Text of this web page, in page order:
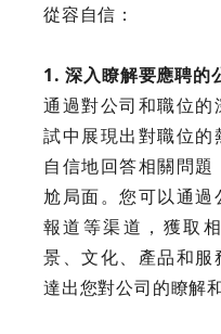
從容自信：
1. 深入瞭解要應聘的
通過對公司和職位
試中展現出對職位
自信地回答相關問
尬局面。您可以通
報道等渠道，獲取
景、文化、產品和
達出您對公司的瞭解